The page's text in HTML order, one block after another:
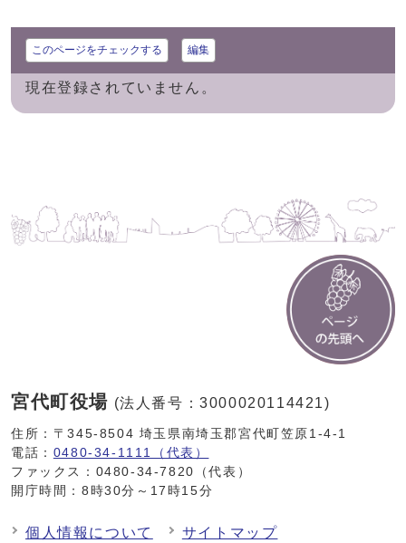
このページをチェックする 編集
現在登録されていません。
宮代町役場 (法人番号：3000020114421)
住所：〒345-8504 埼玉県南埼玉郡宮代町笠原1-4-1
電話： 0480-34-1111（代表）
ファックス：0480-34-7820（代表）
開庁時間：8時30分～17時15分
個人情報について サイトマップ